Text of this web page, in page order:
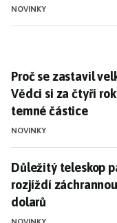
NOVINKY
Proč se zastavil
Proč se zastavil
Vědci si za čtyři
temné částice
NOVINKY
Důležitý teleskop
Důležitý teleskop
rozjíždí
dolarů